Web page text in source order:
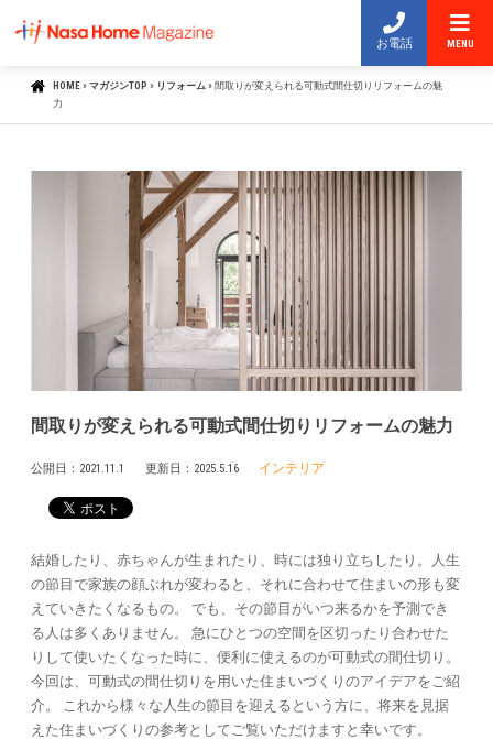
MENU
お電話
HOME » マガジンTOP » リフォーム » 間取りが変えられる可動式間仕切りリフォームの魅
力
間取りが変えられる可動式間仕切りリフォームの魅力
公開日： 2021.11.1 更新日： 2025.5.16 インテリア
結婚したり、赤ちゃんが生まれたり、時には独り立ちしたり。人生
の節目で家族の顔ぶれが変わると、それに合わせて住まいの形も変
えていきたくなるもの。 でも、その節目がいつ来るかを予測でき
る人は多くありません。 急にひとつの空間を区切ったり合わせた
りして使いたくなった時に、便利に使えるのが可動式の間仕切り。
今回は、可動式の間仕切りを用いた住まいづくりのアイデアをご紹
介。 これから様々な人生の節目を迎えるという方に、将来を見据
えた住まいづくりの参考としてご覧いただけますと幸いです。